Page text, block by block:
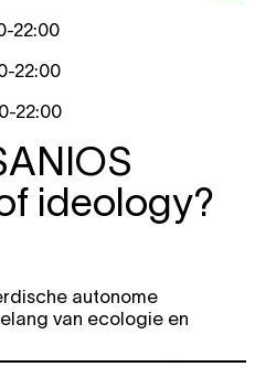
-22:00
-22:00
-22:00
ideology?
autonome
van ecologie en